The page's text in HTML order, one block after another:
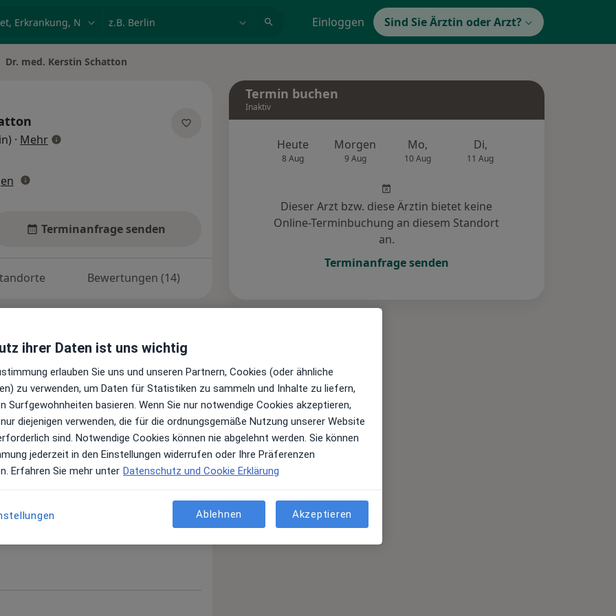
Einloggen Sind Sie Ärztin oder Arzt?
ändern
Dr. med. Kerstin Schatton
· Mehrüber Spezialisierungen
Terminanfrage senden
Bewertungen (14)
Erfahrungen
Termin buchen
Inaktiv
Heute
8 Aug
Morgen
9 Aug
Mo,
10 Aug
Di,
11 Aug
Dieser Arzt bzw. diese Ärztin bietet keine
Online-Terminbuchung an diesem Standort
an.
Terminanfrage senden
ihrer Daten ist uns wichtig
erlauben Sie uns und unseren Partnern, Cookies (oder ähnliche
zu verwenden, um Daten für Statistiken zu sammeln und Inhalte zu liefern,
Surfgewohnheiten basieren. Wenn Sie nur notwendige Cookies akzeptieren,
diejenigen verwenden, die für die ordnungsgemäße Nutzung unserer Website
sind. Notwendige Cookies können nie abgelehnt werden. Sie können
jederzeit in den Einstellungen widerrufen oder Ihre Präferenzen
Erfahren Sie mehr unter Datenschutz und Cookie Erklärung
Ablehnen Akzeptieren